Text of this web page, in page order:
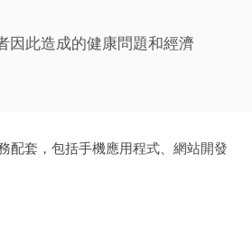
因此造成的健康問題和經濟
配套，包括手機應用程式、網站開發